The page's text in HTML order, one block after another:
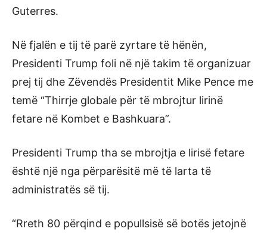
Guterres.
Në fjalën e tij të parë zyrtare të hënën,
Presidenti Trump foli në një takim të organizuar
prej tij dhe Zëvendës Presidentit Mike Pence me
temë “Thirrje globale për të mbrojtur lirinë
fetare në Kombet e Bashkuara”.
Presidenti Trump tha se mbrojtja e lirisë fetare
është një nga përparësitë më të larta të
administratës së tij.
“Rreth 80 përqind e popullsisë së botës jetojnë